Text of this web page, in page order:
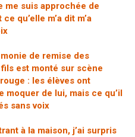
me suis approchée de
qu’elle m’a dit m’a
de remise des
est monté sur scène
: les élèves ont
moquer de lui, mais ce qu’il
sans voix
à la maison, j’ai surpris